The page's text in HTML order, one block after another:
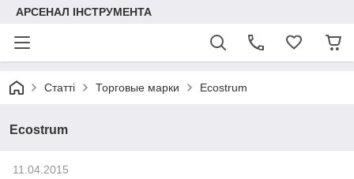
АРСЕНАЛ ІНСТРУМЕНТА
Статті Торговые марки Ecostrum
Ecostrum
11.04.2015